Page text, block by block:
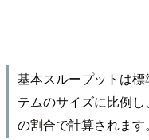
基本スループットは
テムのサイズに比例
の割合で計算されます。